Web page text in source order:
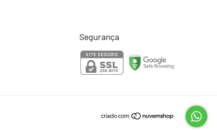
Segurança